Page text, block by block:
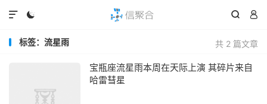
  

共 2 篇文章
标签：流星雨
宝瓶座流星雨本周在天际上演 其碎片来自
哈雷彗星